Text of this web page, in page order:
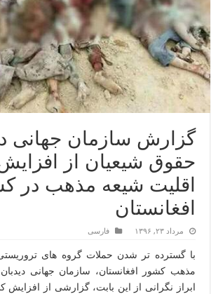
گزارش سازمان جهانی
حقوق شیعیان از
اقلیت شیعه مذهب در
افغانستان
مرداد ۲۳, ۱۳۹۶ فارسی
با گسترده تر شدن حملات گروه های
مذهب کشور افغانستان، سازمان جهانی
ابراز نگرانی از این بابت، گزارشی از افزایش